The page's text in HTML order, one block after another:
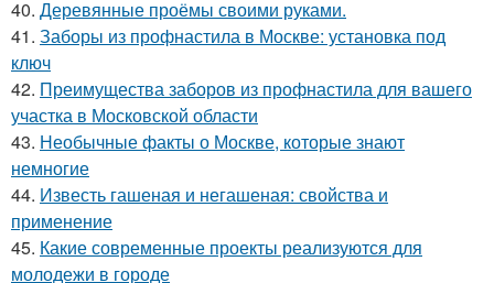
40. Деревянные проёмы своими руками.
41. Заборы из профнастила в Москве: установка под
ключ
42. Преимущества заборов из профнастила для вашего
участка в Московской области
43. Необычные факты о Москве, которые знают
немногие
44. Известь гашеная и негашеная: свойства и
применение
45. Какие современные проекты реализуются для
молодежи в городе